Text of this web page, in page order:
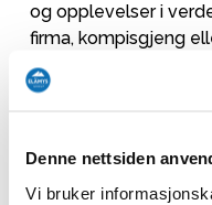
Denne nettsiden
Vi bruker
og opplevelser i
firma, kompisgjeng
planlegge og
Kontakt oss i dag på
melde din interesse